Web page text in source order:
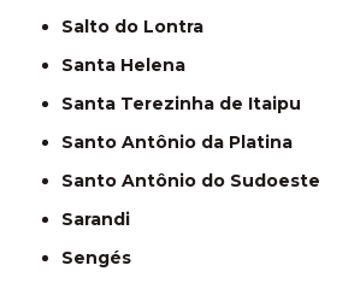
Salto do Lontra
Santa Helena
Santa Terezinha de Itaipu
Santo Antônio da Platina
Santo Antônio do Sudoeste
Sarandi
Sengés